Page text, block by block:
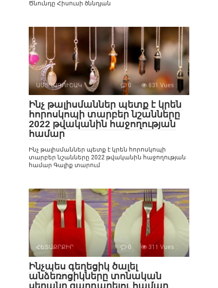
Ծնունդը Հիսուսի ծննդյան
ԱՍՏՂԱԳՈՒՇԱԿ 0 831 Vues :
Ինչ թալիսմաններ պետք է կրեն
հորոսկոպի տարբեր նշանները
2022 թվականին հաջողության
համար
Ինչ թալիսմաններ պետք է կրեն հորոսկոպի
տարբեր նշանները 2022 թվականին հաջողության
համար Գալիք տարում
ՀԵՏԱՔՐՔԻՐ 0 311 Vues :
Ինչպես գեղեցիկ ծալել
անձեռոցիկները տոնական
սեղանը զարդարելու համար